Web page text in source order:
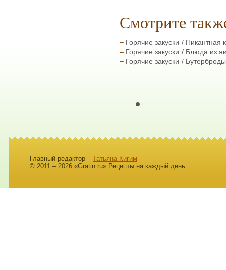
Смотрите
Горячие закуски
Пикантная
Горячие закуски
Блюда из
Горячие закуски
Главный редактор – Татьяна Кигим
© 2011 – 2026 «Gratin.ru» Рецепты на каждый день